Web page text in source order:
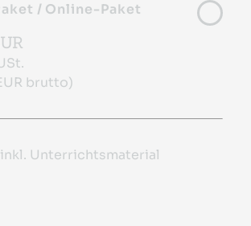
/ Online-Paket
brutto)
Unterrichtsmaterial